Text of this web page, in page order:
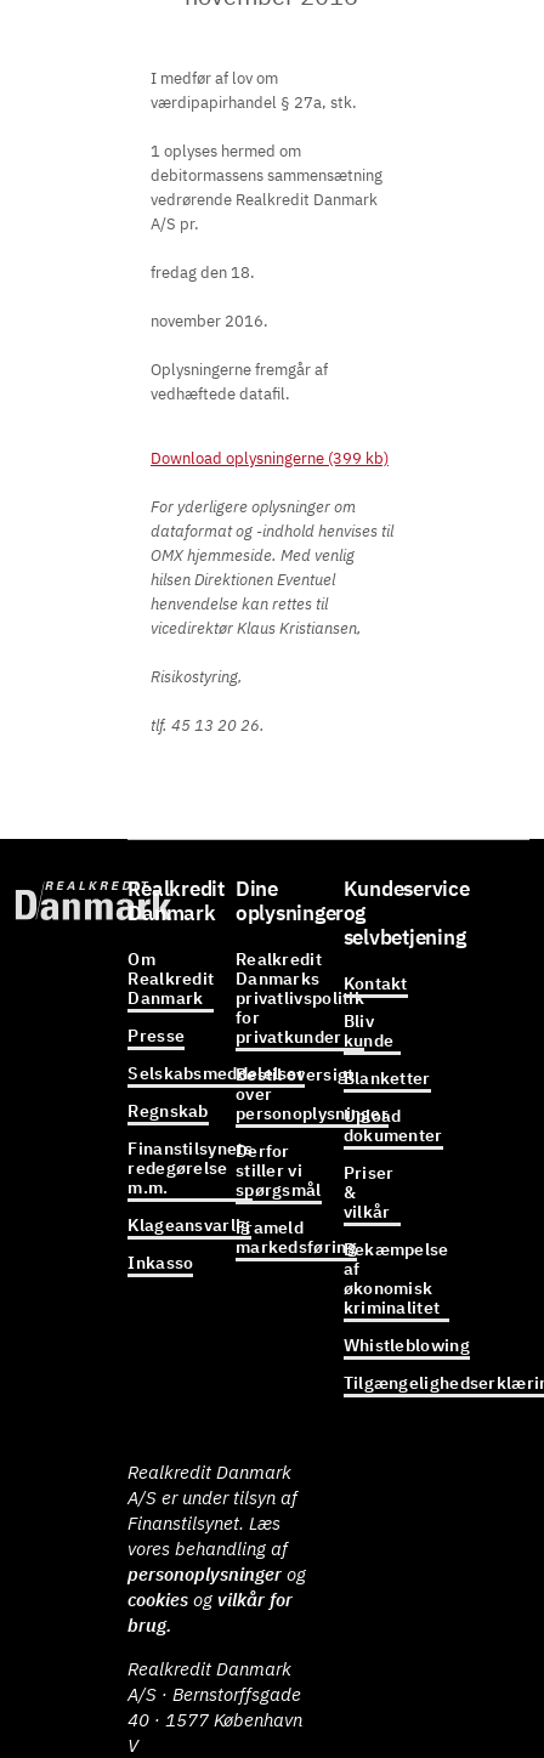
I medfør af lov om
værdipapirhandel § 27a, stk.
1 oplyses hermed om
debitormassens sammensætning
vedrørende Realkredit Danmark
A/S pr.
fredag den 18.
november 2016.
Oplysningerne fremgår af
vedhæftede datafil.
Download oplysningerne (399 kb)
For yderligere oplysninger om
dataformat og -indhold henvises til
OMX hjemmeside. Med venlig
hilsen Direktionen Eventuel
henvendelse kan rettes til
vicedirektør Klaus Kristiansen,
Risikostyring,
tlf. 45 13 20 26.
Realkredit
Danmark
Om
Realkredit
Danmark
Presse
Selskabsmeddelelser
Regnskab
Finanstilsynets
redegørelse
m.m.
Klageansvarlig
Inkasso
Dine
oplysninger
Realkredit
Danmarks
privatlivspolitik
for
privatkunder
Bestil oversigt
over
personoplysninger
Derfor
stiller vi
spørgsmål
Frameld
markedsføring
Kundeservice
og
selvbetjening
Kontakt
Bliv
kunde
Blanketter
Upload
dokumenter
Priser
&
vilkår
Bekæmpelse
af
økonomisk
kriminalitet
Whistleblowing
Realkredit Danmark
A/S er under tilsyn af
Finanstilsynet. Læs
vores behandling af
personoplysninger og
cookies ogvilkår for
brug.
Realkredit Danmark
A/S · Bernstorffsgade
40 · 1577 København
V